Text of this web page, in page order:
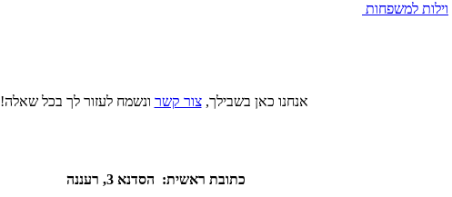
וילות למשפחות
אנחנו כאן בשבילך,צור קשר ונשמח לעזור לך בכל שאלה!
כתובת ראשית: הסדנא 3, רעננה